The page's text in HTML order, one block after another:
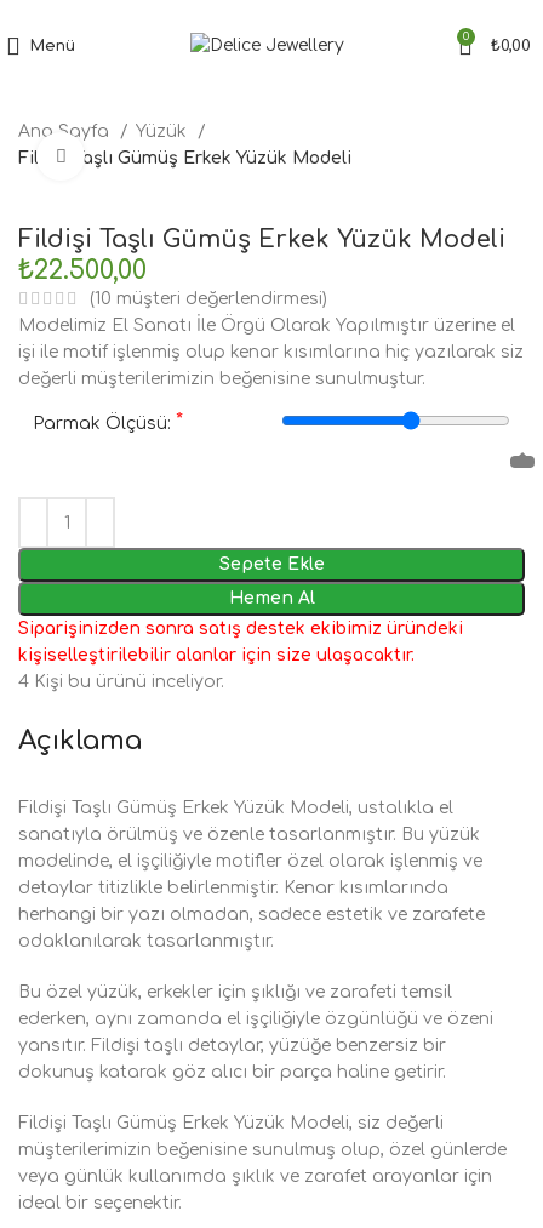
Menü
0
₺0,00
Ana Sayfa
Yüzük
Fildişi Taşlı Gümüş Erkek Yüzük Modeli
Büyütmek için tıklayın
Fildişi Taşlı Gümüş Erkek Yüzük Modeli
₺22.500,00
(10 müşteri değerlendirmesi)
Modelimiz El Sanatı İle Örgü Olarak Yapılmıştır üzerine el
işi ile motif işlenmiş olup kenar kısımlarına hiç yazılarak siz
değerli müşterilerimizin beğenisine sunulmuştur.
Parmak Ölçüsü: *
Sepete Ekle
Hemen Al
Siparişinizden sonra satış destek ekibimiz üründeki
kişiselleştirilebilir alanlar için size ulaşacaktır.
4 Kişi bu ürünü inceliyor.
Açıklama
Fildişi Taşlı Gümüş Erkek Yüzük Modeli, ustalıkla el
sanatıyla örülmüş ve özenle tasarlanmıştır. Bu yüzük
modelinde, el işçiliğiyle motifler özel olarak işlenmiş ve
detaylar titizlikle belirlenmiştir. Kenar kısımlarında
herhangi bir yazı olmadan, sadece estetik ve zarafete
odaklanılarak tasarlanmıştır.
Bu özel yüzük, erkekler için şıklığı ve zarafeti temsil
ederken, aynı zamanda el işçiliğiyle özgünlüğü ve özeni
yansıtır. Fildişi taşlı detaylar, yüzüğe benzersiz bir
dokunuş katarak göz alıcı bir parça haline getirir.
Fildişi Taşlı Gümüş Erkek Yüzük Modeli, siz değerli
müşterilerimizin beğenisine sunulmuş olup, özel günlerde
veya günlük kullanımda şıklık ve zarafet arayanlar için
ideal bir seçenektir.